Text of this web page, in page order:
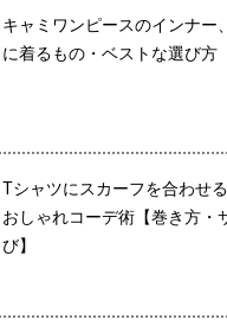
キャミワンピースのインナー
に着るもの・ベストな選び方
Tシャツにスカーフを合わせ
おしゃれコーデ術【巻き方・
び】